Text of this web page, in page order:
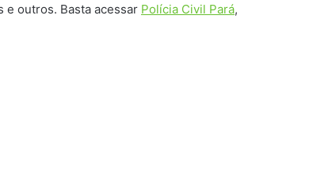
outros. Basta acessar Polícia Civil Pará,